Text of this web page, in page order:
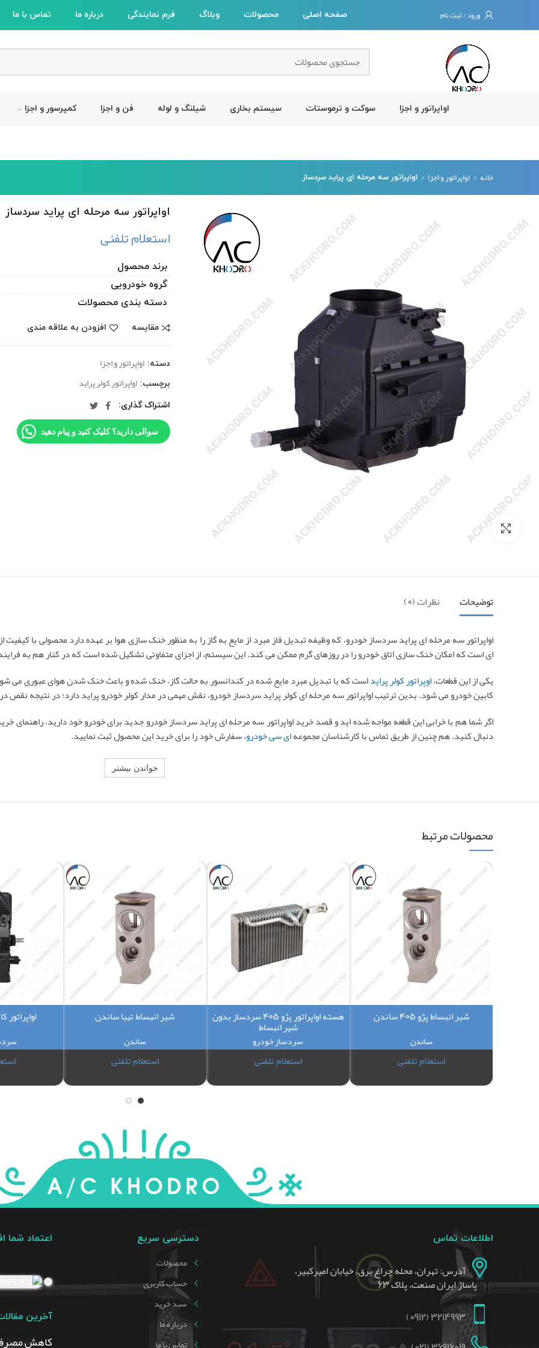
ورود / ثبت نام صفحه اصلی محصولات وبلاگ فرم نمایندگی درباره ما تماس با ما
اواپراتور و اجزا سوکت و ترموستات سیستم بخاری شیلنگ و لوله فن و اجزا کمپرسور و اجزا
خانه اواپراتور و اجزا اواپراتور سه مرحله ای پراید سردساز
بزرگنمایی تصویر
اواپراتور سه مرحله ای پراید سردساز
استعلام تلفنی
برند محصول
گروه خودرویی
دسته بندی محصولات
مقایسه افزودن به علاقه مندی
دسته: اواپراتور و اجزا
برچسب: اواپراتور کولر پراید
اشتراک گذاری
سوالی دارید؟ کلیک کنید و پیام دهید
توضیحات نظرات (0)
اواپراتور سه مرحله ای پراید سردساز خودرو، که وظیفه تبدیل فاز مبرد از مایع به گاز را به منظور خنک سازی هوا بر عهده دارد محصولی با
ای است که امکان خنک سازی اتاق خودرو را در روزهای گرم ممکن می کند. این سیستم، از اجزای متفاوتی تشکیل شده است که در کنار هم به
یکی از این قطعات،اوپراتور کولر پرایداست که با تبدیل مبرد مایع شده در کندانسور به حالت گاز، خنک شده و باعث خنک شدن هوای عبوری می
کابین خودرو می شود. بدین ترتیب اواپراتور سه مرحله ای کولر پراید سردساز خودرو، نقش مهمی در مدار کولر خودرو پراید دارد؛ در نتیجه
اگر شما هم با خرابی این قطعه مواجه شده اید و قصد خرید اواپراتور سه مرحله ای پراید سردساز خودرو جدید برای خودرو خود دارید، راهنمای
دنبال کنید. هم چنین از طریق تماس با کارشناسان مجموعهای سی خودرو، سفارش خود را برای خرید این محصول ثبت نمایید.
خواندن بیشتر
محصولات مرتبط
شیر انبساط پژو 405 ساندن
ساندن
استعلام تلفنی
هسته اواپراتور پژو 405 سردساز بدون
شیر انبساط
سردساز خودرو
استعلام تلفنی
شیر انبساط تیبا ساندن
ساندن
استعلام تلفنی
اطلاعات تماس
آدرس: تهران، محله چراغ برق، خیابان امیرکبیر،
پاساژ ایران صنعت، پلاک 63
3214993 (0912)
دسترسی سریع
محصولات
حساب کاربری
سبد خرید
درباره ما
اعتماد شما
آخرین
کاهش